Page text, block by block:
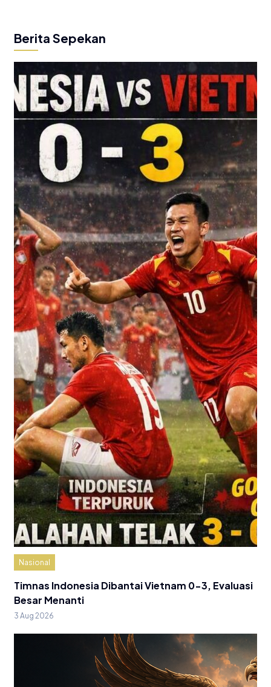
Berita Sepekan
Nasional
Timnas Indonesia Dibantai Vietnam 0-3, Evaluasi
Besar Menanti
3 Aug 2026